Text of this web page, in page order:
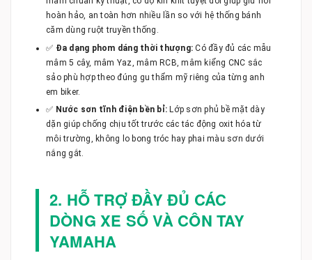
hoàn hảo, an toàn hơn nhiều lần so với hệ thống bánh
căm dùng ruột truyền thống.
✅ Đa dạng phom dáng thời thượng: Có đầy đủ các mẫu
mâm 5 cây, mâm Yaz, mâm RCB, mâm kiểng CNC sắc
sảo phù hợp theo đúng gu thẩm mỹ riêng của từng anh
em biker.
✅ Nước sơn tĩnh điện bền bỉ: Lớp sơn phủ bề mặt dày
dặn giúp chống chịu tốt trước các tác động oxit hóa từ
môi trường, không lo bong tróc hay phai màu sơn dưới
nắng gắt.
2. HỖ TRỢ ĐẦY ĐỦ CÁC
DÒNG XE SỐ VÀ CÔN TAY
YAMAHA